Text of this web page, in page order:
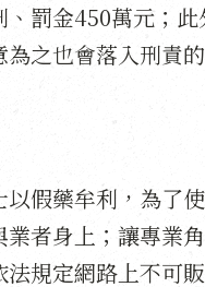
罰金450萬元；
之也會落入刑責
假藥牟利，為了
者身上；讓專業
規定網路上不可